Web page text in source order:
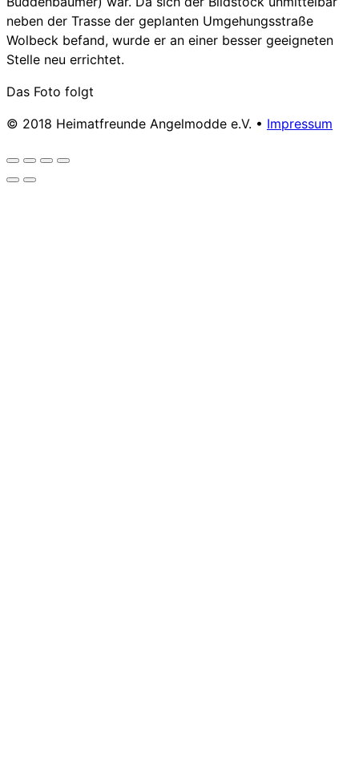
neben der Trasse der geplanten Umgehungsstraße
Wolbeck befand, wurde er an einer besser geeigneten
Stelle neu errichtet.
Das Foto folgt
© 2018 Heimatfreunde Angelmodde e.V. • Impressum